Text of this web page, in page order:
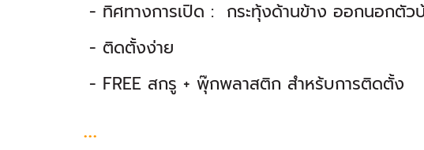
- ทิศทางการเปิด : กระทุ้งด้านข้าง ออกนอกตัว
- ติดตั้งง่าย
- FREE สกรู + พุ๊กพลาสติก สำหร้บการติดตั้ง
...